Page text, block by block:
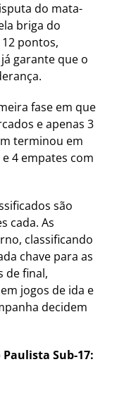
do mata-
briga do
pontos,
garante que o
fase em que
e apenas 3
terminou em
4 empates com
são
cada. As
classificando
chave para as
de final,
jogos de ida e
decidem
Sub-17: